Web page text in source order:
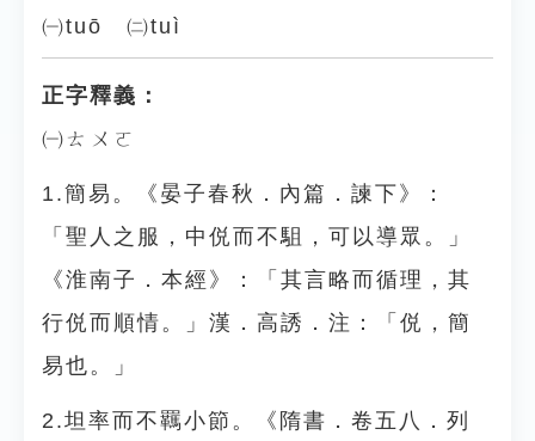
㈠tuō ㈡tuì
正字釋義：
㈠ㄊㄨㄛ
1.簡易。《晏子春秋．內篇．諫下》：
「聖人之服，中侻而不駔，可以導眾。」
《淮南子．本經》：「其言略而循理，其
行侻而順情。」漢．高誘．注：「侻，簡
易也。」
2.坦率而不羈小節。《隋書．卷五八．列